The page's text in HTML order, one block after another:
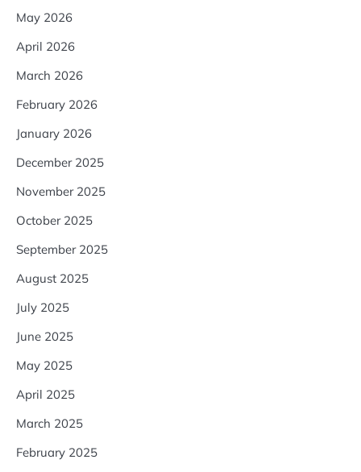
May 2026
April 2026
March 2026
February 2026
January 2026
December 2025
November 2025
October 2025
September 2025
August 2025
July 2025
June 2025
May 2025
April 2025
March 2025
February 2025